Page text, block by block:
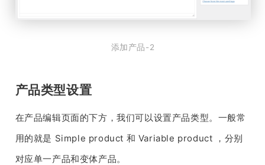
添加产品-2
产品类型设置
在产品编辑页面的下方，我们可以设置产品类型。一般常
用的就是 Simple product 和 Variable product ，分别
对应单一产品和变体产品。